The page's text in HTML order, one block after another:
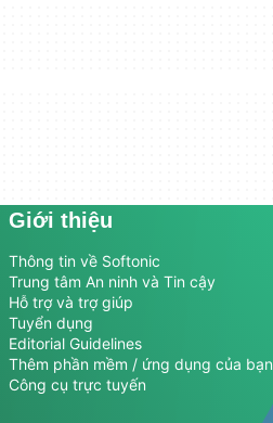
Giới thiệu
Thông tin về Softonic
Trung tâm An ninh và Tin cậy
Hỗ trợ và trợ giúp
Tuyển dụng
Editorial Guidelines
Thêm phần mềm / ứng dụng của bạn
Công cụ trực tuyến